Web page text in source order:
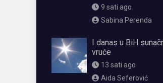
9 sati ago
Sabina Perenda
I danas u BiH
vruće
13 sati ago
Aida Seferović